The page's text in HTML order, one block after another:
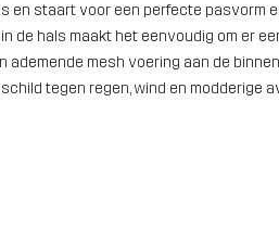
en staart voor een perfecte pasvorm
de hals maakt het eenvoudig om er
mesh voering aan de
tegen regen, wind en modderige